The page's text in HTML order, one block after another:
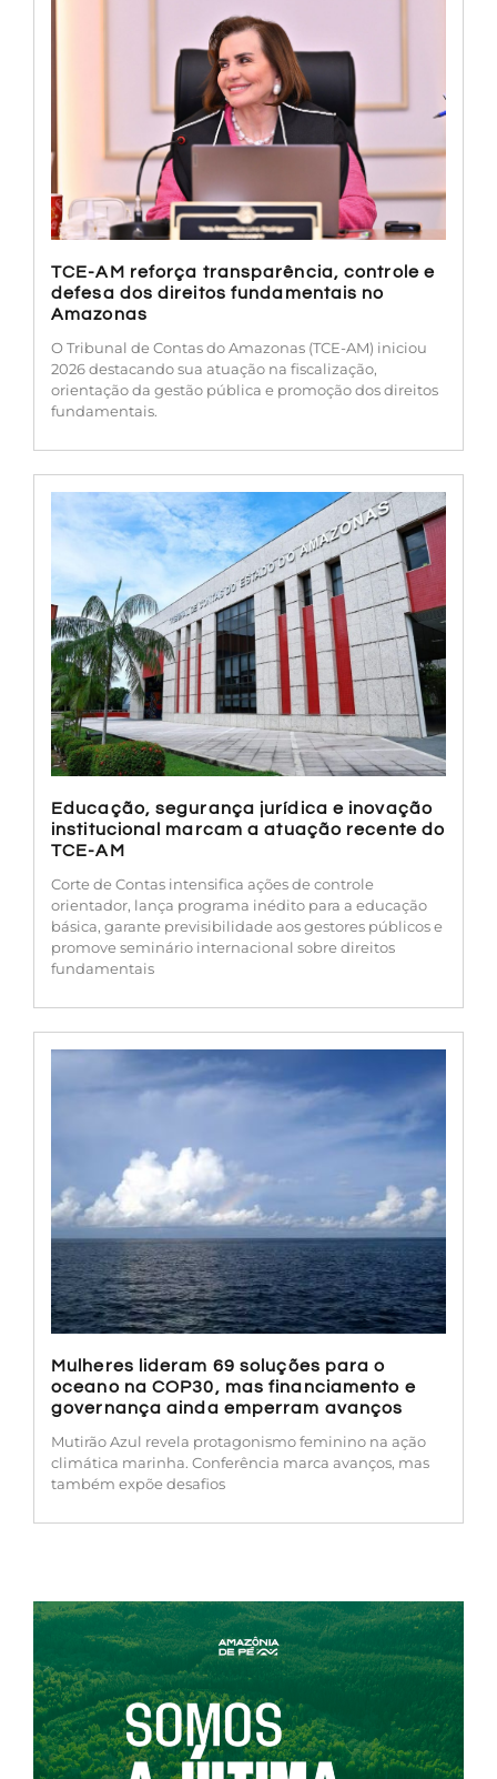
TCE-AM reforça transparência, controle e
defesa dos direitos fundamentais no
Amazonas
O Tribunal de Contas do Amazonas (TCE-AM) iniciou
2026 destacando sua atuação na fiscalização,
orientação da gestão pública e promoção dos direitos
fundamentais.
Educação, segurança jurídica e inovação
institucional marcam a atuação recente do
TCE-AM
Corte de Contas intensifica ações de controle
orientador, lança programa inédito para a educação
básica, garante previsibilidade aos gestores públicos e
promove seminário internacional sobre direitos
fundamentais
Mulheres lideram 69 soluções para o
oceano na COP30, mas financiamento e
governança ainda emperram avanços
Mutirão Azul revela protagonismo feminino na ação
climática marinha. Conferência marca avanços, mas
também expõe desafios